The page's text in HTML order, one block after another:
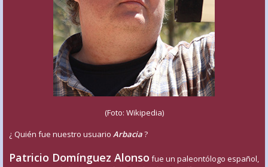
(Foto: Wikipedia)
¿ Quién fue nuestro usuario Arbacia?
Patricio Domínguez Alonso fue un paleontólogo español,